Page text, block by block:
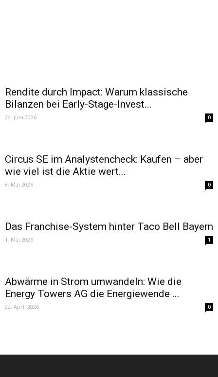
Rendite durch Impact: Warum klassische
Bilanzen bei Early-Stage-Invest...
24. Juni 2026 0
Circus SE im Analystencheck: Kaufen – aber
wie viel ist die Aktie wert...
8. Mai 2026 0
Das Franchise-System hinter Taco Bell Bayern
1. Mai 2026 1
Abwärme in Strom umwandeln: Wie die
Energy Towers AG die Energiewende ...
22. April 2026 0